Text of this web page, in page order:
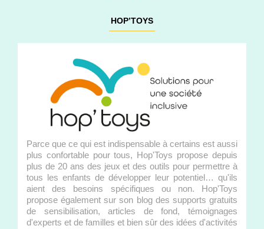
HOP’TOYS
Parce que ce qui est indispensable à certains est aussi
plus confortable pour tous, Hop'Toys propose depuis
plus de 20 ans des jeux et des outils pour permettre à
tous les enfants de développer leur potentiel… qu'ils
aient des besoins spécifiques ou non. Hop'Toys
propose également sur son blog des supports gratuits
de sensibilisation, articles de fond, témoignages
d'experts et de familles et bien sûr des idées d'activités